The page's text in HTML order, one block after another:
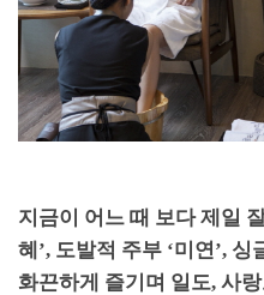
지금이 어느 때 보다 제일
혜 ’, 도발적 주부 ‘미연’, 싱
화끈하게 즐기며 일도, 사